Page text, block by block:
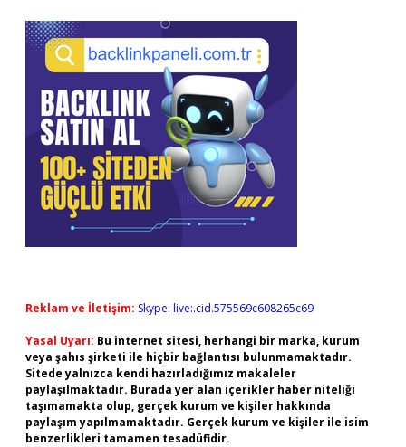
Reklam ve İletişim: Skype: live:.cid.575569c608265c69
Yasal Uyarı: Bu internet sitesi, herhangi bir marka, kurum
veya şahıs şirketi ile hiçbir bağlantısı bulunmamaktadır.
Sitede yalnızca kendi hazırladığımız makaleler
paylaşılmaktadır. Burada yer alan içerikler haber niteliği
taşımamakta olup, gerçek kurum ve kişiler hakkında
paylaşım yapılmamaktadır. Gerçek kurum ve kişiler ile isim
benzerlikleri tamamen tesadüfidir.